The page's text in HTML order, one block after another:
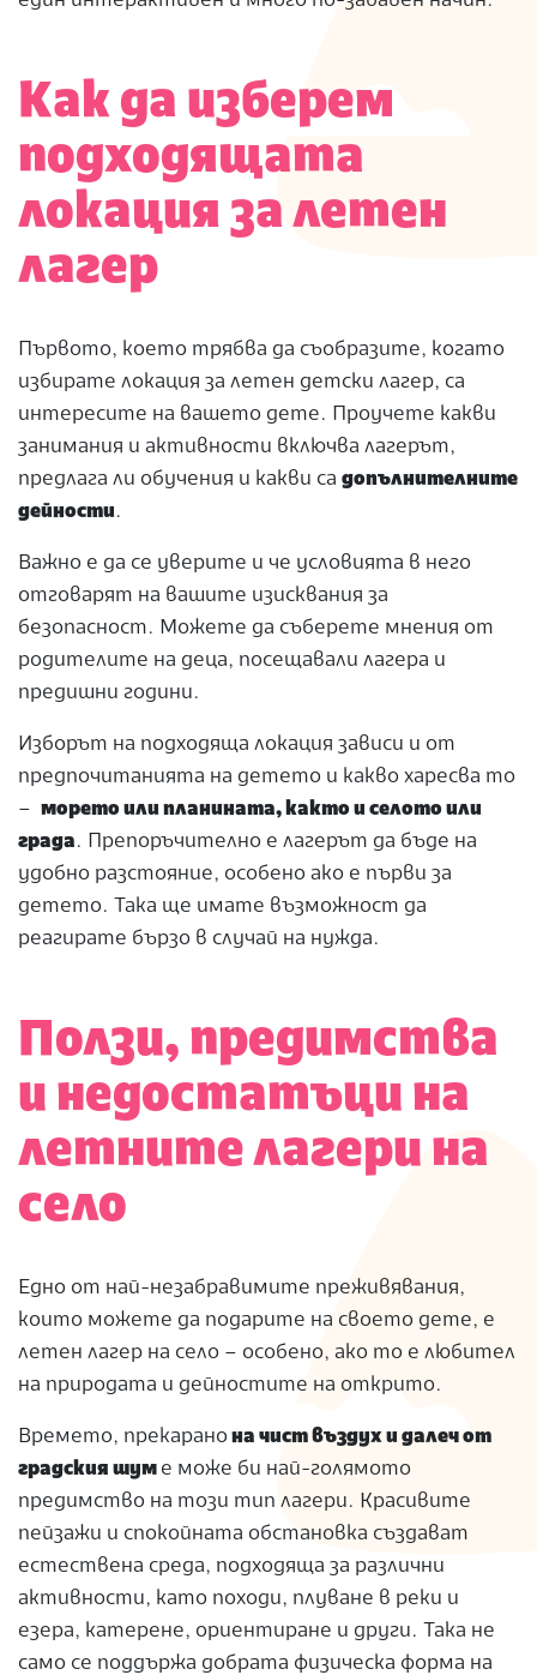
Как да изберем
подходящата
локация за летен
лагер
Първото, което трябва да съобразите, когато
избирате локация за летен детски лагер, са
интересите на вашето дете. Проучете какви
занимания и активности включва лагерът,
предлага ли обучения и какви са допълнителните
дейности.
Важно е да се уверите и че условията в него
отговарят на вашите изисквания за
безопасност. Можете да съберете мнения от
родителите на деца, посещавали лагера и
предишни години.
Изборът на подходяща локация зависи и от
предпочитанията на детето и какво харесва то
– морето или планината, както и селото или
града. Препоръчително е лагерът да бъде на
удобно разстояние, особено ако е първи за
детето. Така ще имате възможност да
реагирате бързо в случай на нужда.
Ползи, предимства
и недостатъци на
летните лагери на
село
Едно от най-незабравимите преживявания,
които можете да подарите на своето дете, е
летен лагер на село – особено, ако то е любител
на природата и дейностите на открито.
Времето, прекаранона чист въздух и далеч от
градския шум е може би най-голямото
предимство на този тип лагери. Красивите
пейзажи и спокойната обстановка създават
естествена среда, подходяща за различни
активности, като походи, плуване в реки и
езера, катерене, ориентиране и други. Така не
само се поддържа добрата физическа форма на